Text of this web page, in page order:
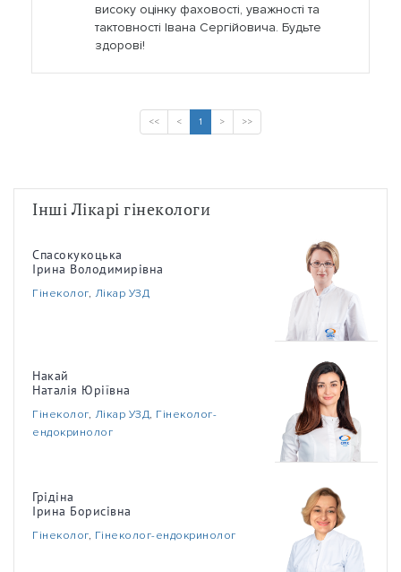
високу оцінку фаховості, уважності та
тактовності Івана Сергійовича. Будьте
здорові!
<< < 1 > >>
Інші Лікарі гінекологи
Спасокукоцька
Ірина Володимирівна
Гінеколог, Лікар УЗД
Накай
Наталія Юріївна
Гінеколог, Лікар УЗД, Гінеколог-
ендокринолог
Грідіна
Ірина Борисівна
Гінеколог, Гінеколог-ендокринолог